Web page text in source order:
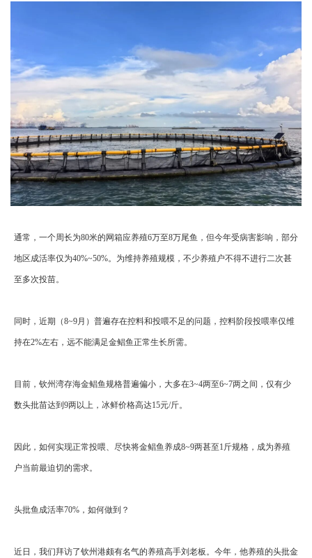
通常，一个周长为80米的网箱应养殖6万至8万尾鱼，但今年受病害影响，部分
地区成活率仅为40%~50%。为维持养殖规模，不少养殖户不得不进行二次甚
至多次投苗。
同时，近期（8~9月）普遍存在控料和投喂不足的问题，控料阶段投喂率仅维
持在2%左右，远不能满足金鲳鱼正常生长所需。
目前，钦州湾存海金鲳鱼规格普遍偏小，大多在3~4两至6~7两之间，仅有少
数头批苗达到9两以上，冰鲜价格高达15元/斤。
因此，如何实现正常投喂、尽快将金鲳鱼养成8~9两甚至1斤规格，成为养殖
户当前最迫切的需求。
头批鱼成活率70%，如何做到？
近日，我们拜访了钦州港颇有名气的养殖高手刘老板。今年，他养殖的头批金